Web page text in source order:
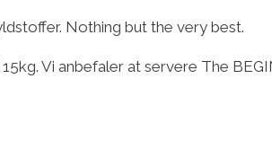
Nothing but the very best.
Vi anbefaler at servere The